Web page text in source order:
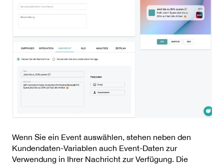
Wenn Sie ein Event auswählen, stehen neben den
Kundendaten-Variablen auch Event-Daten zur
Verwendung in Ihrer Nachricht zur Verfügung. Die